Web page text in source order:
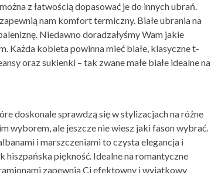
z łatwością dopasować je do innych ubrań.
nam komfort termiczny. Białe ubraniana
Niedawno doradzałyśmy Wam jakie
Każda kobieta powinna mieć białe, klasyczne t-
oraz sukienki – tak zwane małe białe idealne na
doskonale sprawdzą się w stylizacjach na różne
wyborem, ale jeszcze nie wiesz jaki fason wybrać.
i marszczeniami to czysta elegancja i
piękność. Idealne na romantyczne
zapewnią Ci efektowny i wyjątkowy